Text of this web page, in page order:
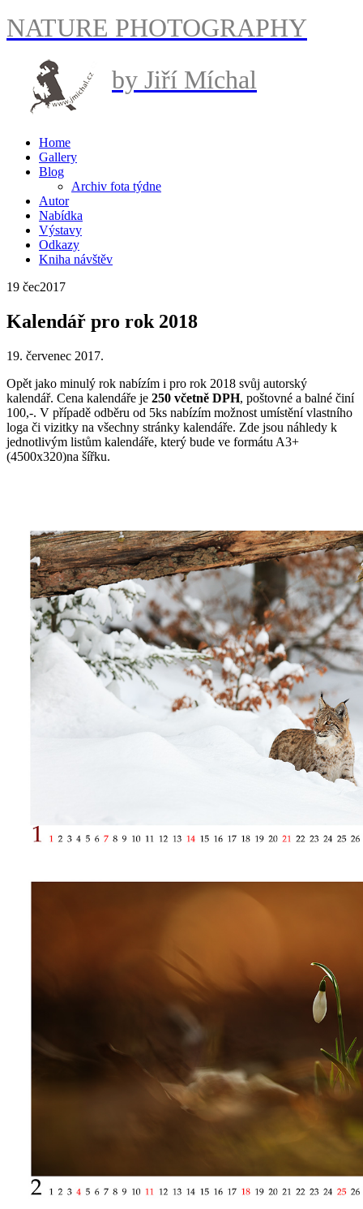
NATURE PHOTOGRAPHY
by Jiří Míchal
Home
Gallery
Blog
Archiv fota týdne
Autor
Nabídka
Výstavy
Odkazy
Kniha návštěv
19 čec2017
Kalendář pro rok 2018
19. červenec 2017.
Opět jako minulý rok nabízím i pro rok 2018 svůj autorský
kalendář. Cena kalendáře je 250 včetně DPH, poštovné a balné činí
100,-. V případě odběru od 5ks nabízím možnost umístění vlastního
loga či vizitky na všechny stránky kalendáře. Zde jsou náhledy k
jednotlivým listům kalendáře, který bude ve formátu A3+
(4500x320)na šířku.